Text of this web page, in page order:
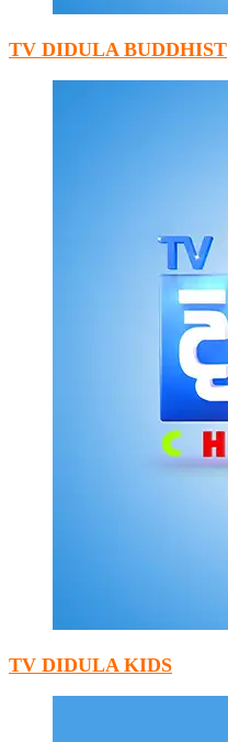
TV DIDULA BUDDHIST
TV DIDULA KIDS